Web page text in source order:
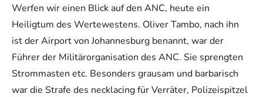
Werfen wir einen Blick auf den ANC, heute ein
Heiligtum des Wertewestens. Oliver Tambo, nach ihn
ist der Airport von Johannesburg benannt, war der
Führer der Militärorganisation des ANC. Sie sprengten
Strommasten etc. Besonders grausam und barbarisch
war die Strafe des necklacing für Verräter, Polizeispitzel